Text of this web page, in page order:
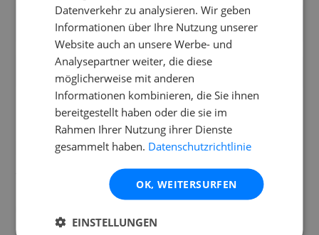
Wie schwer ist der Bose S1 Pro Plus und
wie transportiere ich ihn?
Ist der Bose S1 Pro Plus wetterfest?
Standorte
Verfügbar an folgendenStandorten
Datenverkehr zu analysieren. Wir geben
Informationen über Ihre Nutzung unserer
Website auch an unsere Werbe- und
Analysepartner weiter, die diese
möglicherweise mit anderen
Informationen kombinieren, die Sie ihnen
bereitgestellt haben oder die sie im
Rahmen Ihrer Nutzung ihrer Dienste
gesammelt haben. Datenschutzrichtlinie
OK, WEITERSURFEN
EINSTELLUNGEN